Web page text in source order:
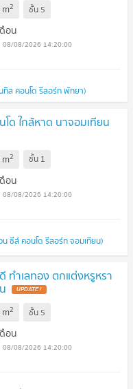
m2 ชั้น 5
อน
08/08/2026 14:20:00
ทิส คอนโด รีสอร์ท พัทยา)
โด ใกล้หาด นาจอมเทียน
m2 ชั้น 1
อน
08/08/2026 14:20:00
น ซีส์ คอนโด รีสอร์ท จอมเทียน)
ดี ทำเลทอง ตกแต่งหรูหรา
m2 ชั้น 5
อน
08/08/2026 14:20:00